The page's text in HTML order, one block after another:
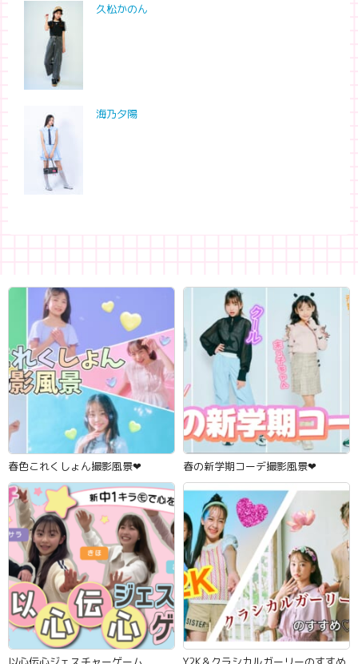
久松かのん
海乃夕陽
春色これくしょん撮影風景‪‪❤︎‬ 春の新学期コーデ撮影風景‪‪❤︎‬